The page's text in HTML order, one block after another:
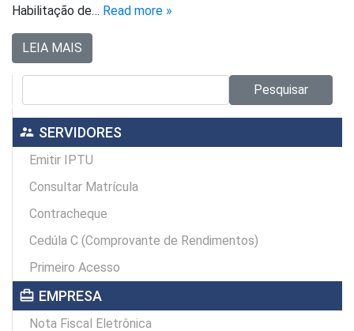
Habilitação de… Read more »
LEIA MAIS
Pesquisar
supervisor_account SERVIDORES
Emitir IPTU
Consultar Matrícula
Contracheque
Cedúla C (Comprovante de Rendimentos)
Primeiro Acesso
card_travel EMPRESA
Nota Fiscal Eletrônica